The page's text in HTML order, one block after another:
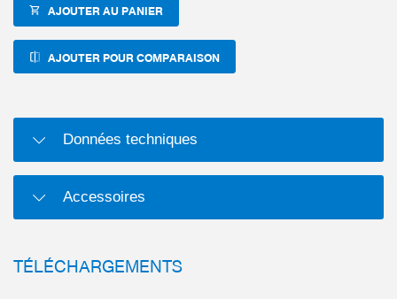
AJOUTER AU PANIER
AJOUTER POUR COMPARAISON
Données techniques
Accessoires
TÉLÉCHARGEMENTS